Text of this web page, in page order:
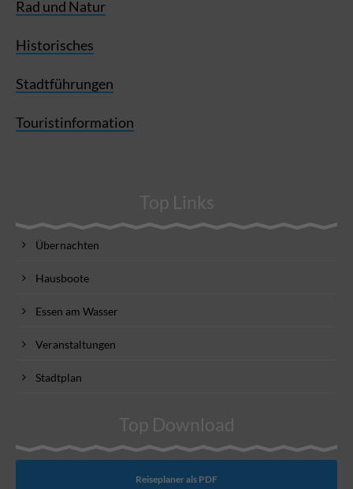
Rad und Natur
Historisches
Stadtführungen
Touristinformation
Top Links
Übernachten
Hausboote
Essen am Wasser
Veranstaltungen
Stadtplan
Top Download
Reiseplaner als PDF